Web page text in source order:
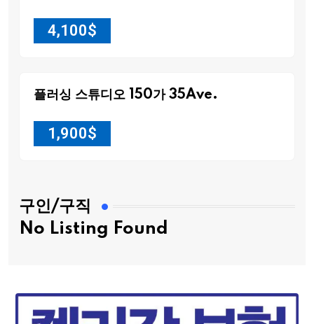
4,100$
플러싱 스튜디오 150가 35Ave.
1,900$
구인/구직
No Listing Found